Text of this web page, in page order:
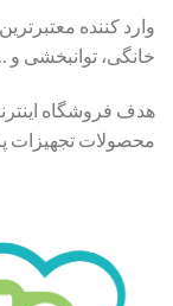
وارد کننده
خانگی، توانبخشی
هدف فروشگاه
محصولات تجهیزات